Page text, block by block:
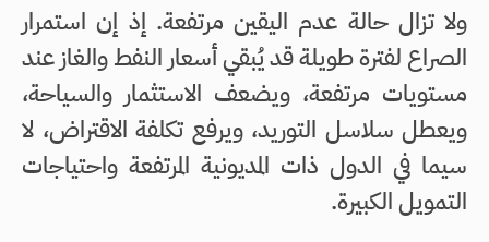
ولا تزال حالة عدم اليقين مرتفعة. إذ إن استمرار
الصراع لفترة طويلة قد يُبقي أسعار النفط والغاز عند
مستويات مرتفعة، ويضعف الاستثمار والسياحة،
ويعطل سلاسل التوريد، ويرفع تكلفة الاقتراض، لا
سيما في الدول ذات المديونية المرتفعة واحتياجات
التمويل الكبيرة.